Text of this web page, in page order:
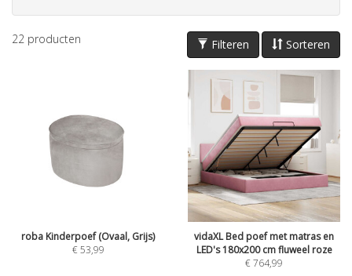
Sorteren
Filteren
22 producten
roba Kinderpoef (Ovaal, Grijs)
€53,99
vidaXL Bed poef met matras en
LED's 180x200 cm fluweel roze
€764,99